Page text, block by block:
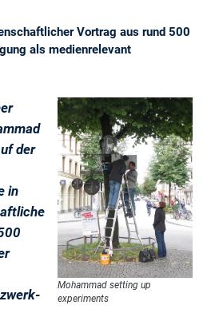
Vortrag aus rund 500
als medienrelevant
Mohammad setting up
experiments
der
in